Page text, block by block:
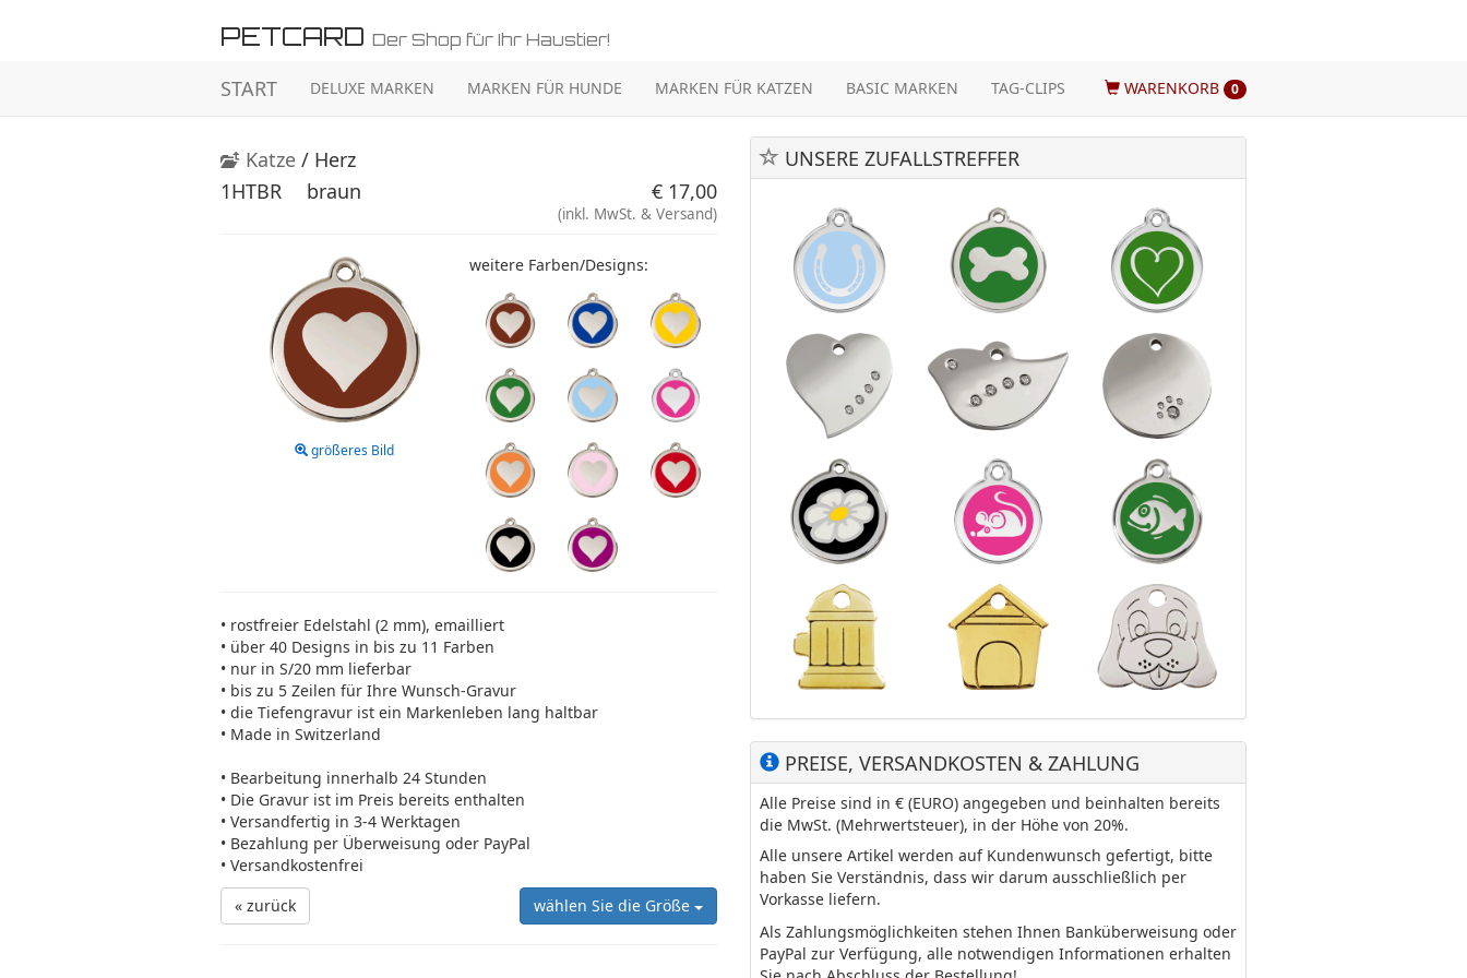
PETCARD Der Shop für Ihr Haustier!
START DELUXE MARKEN MARKEN FÜR HUNDE MARKEN FÜR KATZEN BASIC MARKEN TAG-CLIPS WARENKORB 0
Katze / Herz
1HTBR
braun € 17,00
(inkl. MwSt. & Versand)
größeres Bild
weitere Farben/Designs:
• rostfreier Edelstahl (2 mm), emailliert
• über 40 Designs in bis zu 11 Farben
• nur in S/20 mm lieferbar
• bis zu 5 Zeilen für Ihre Wunsch-Gravur
• die Tiefengravur ist ein Markenleben lang haltbar
• Made in Switzerland
• Bearbeitung innerhalb 24 Stunden
• Die Gravur ist im Preis bereits enthalten
• Versandfertig in 3-4 Werktagen
• Bezahlung per Überweisung oder PayPal
• Versandkostenfrei
« zurück
wählen Sie die Größe
UNSERE ZUFALLSTREFFER
PREISE, VERSANDKOSTEN & ZAHLUNG
Alle Preise sind in € (EURO) angegeben und beinhalten bereits
die MwSt. (Mehrwertsteuer), in der Höhe von 20%.
Alle unsere Artikel werden auf Kundenwunsch gefertigt, bitte
haben Sie Verständnis, dass wir darum ausschließlich per
Vorkasse liefern.
Als Zahlungsmöglichkeiten stehen Ihnen Banküberweisung oder
PayPal zur Verfügung, alle notwendigen Informationen erhalten